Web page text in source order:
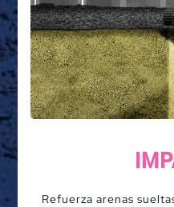
Refuerza arenas